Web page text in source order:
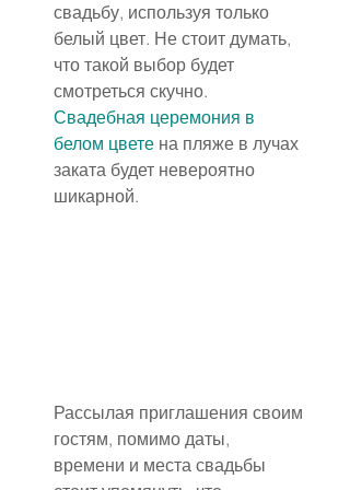
свадьбу, используя только
белый цвет. Не стоит думать,
что такой выбор будет
смотреться скучно.
Свадебная церемония в
белом цвете на пляже в лучах
заката будет невероятно
шикарной.
Рассылая приглашения своим
гостям, помимо даты,
времени и места свадьбы